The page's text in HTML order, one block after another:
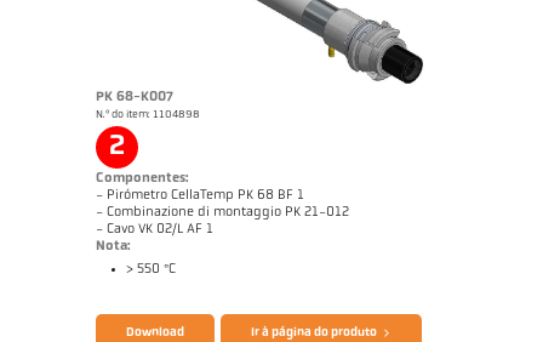
PK 68-K007
N.º do item: 1104898
2
Componentes:
- Pirómetro CellaTemp PK 68 BF 1
- Combinazione di montaggio PK 21-012
- Cavo VK 02/L AF 1
Nota:
> 550 °C
Download Ir à página do produto